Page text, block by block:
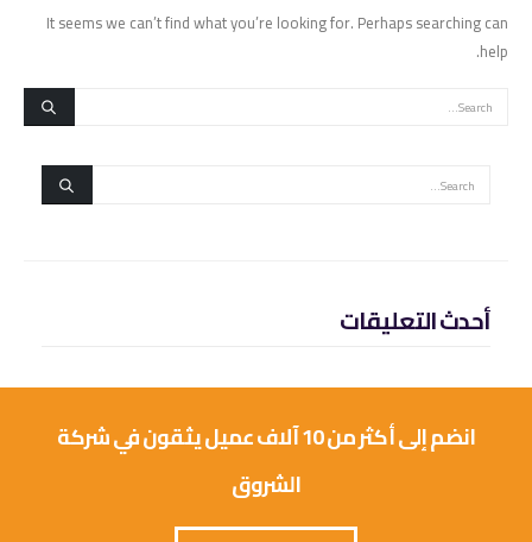
It seems we can’t find what you’re looking for. Perhaps searching can
help.
أحدث التعليقات
انضم إلى أكثر من 10 آلاف عميل يثقون في شركة
الشروق